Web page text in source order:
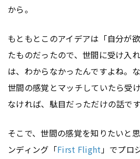
から。
もともとこのアイデアは「自分が
たものだったので、世間に受け入
は、わからなかったんですよね。
世間の感覚とマッチしていたら受
なければ、駄目だっただけの話です
そこで、世間の感覚を知りたいと
ンディング「First Flight」でプロ